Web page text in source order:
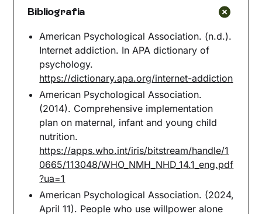
Bibliografia
American Psychological Association. (n.d.).
Internet addiction. In APA dictionary of
psychology.
https://dictionary.apa.org/internet-addiction
American Psychological Association.
(2014). Comprehensive implementation
plan on maternal, infant and young child
nutrition.
https://apps.who.int/iris/bitstream/handle/1
0665/113048/WHO_NMH_NHD_14.1_eng.pdf
?ua=1
American Psychological Association. (2024,
April 11). People who use willpower alone